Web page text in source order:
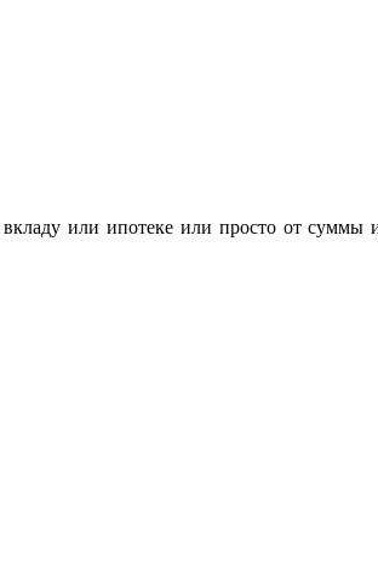
или ипотеке или просто от